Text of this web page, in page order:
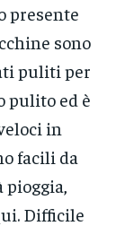
presente
sono
puliti per
pulito ed è
in
facili da
Difficile